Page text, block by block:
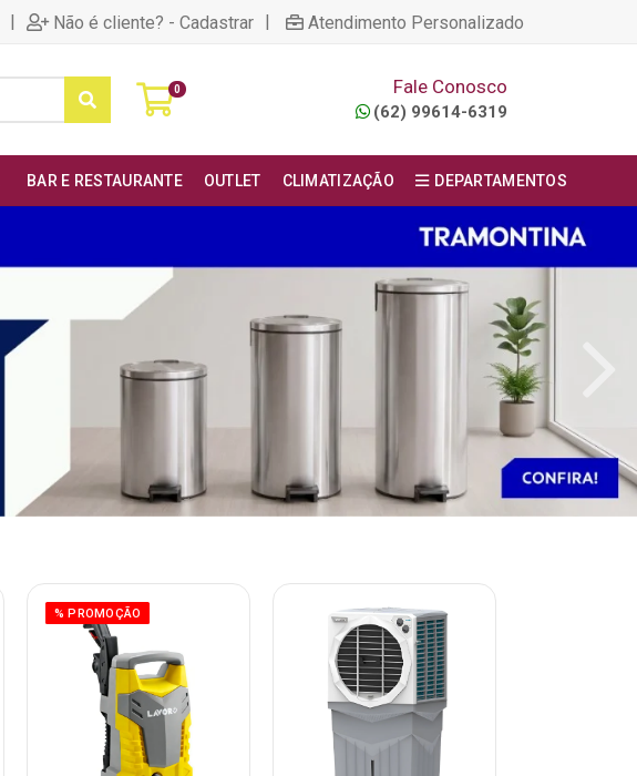
| Não é cliente? - Cadastrar | Atendimento Personalizado
0 Fale Conosco
(62) 99614-6319
BAR E RESTAURANTE OUTLET CLIMATIZAÇÃO DEPARTAMENTOS
% PROMOÇÃO